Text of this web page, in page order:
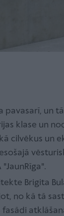
pavasarī, un
klase un
cilvēkus un
Brigita
no kā tā